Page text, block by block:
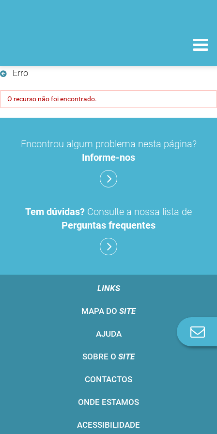
Erro
O recurso não foi encontrado.
Encontrou algum problema nesta página?
Informe-nos
Tem dúvidas? Consulte a nossa lista de
Perguntas frequentes
LINKS
MAPA DO SITE
AJUDA
SOBRE O SITE
CONTACTOS
ONDE ESTAMOS
ACESSIBILIDADE